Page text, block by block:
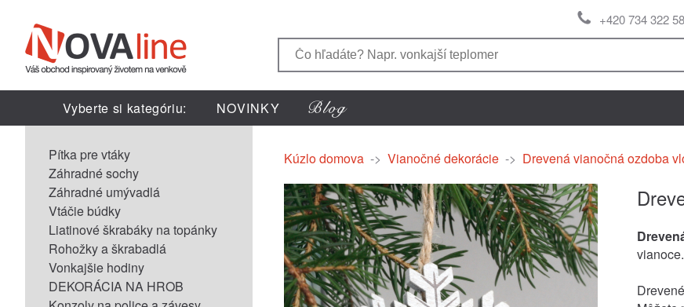
+420 734 322
Vyberte si kategóriu: NOVINKY
Pítka pre vtáky
Záhradné sochy
Záhradné umývadlá
Vtáčie búdky
Liatinové škrabáky na topánky
Rohožky a škrabadlá
Vonkajšie hodiny
DEKORÁCIA NA HROB
Kúzlo domova -> Vianočné dekorácie -> Drevená vianočná ozdoba
vianoce.